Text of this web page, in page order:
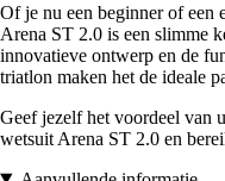
Of je nu een beginner of een
Arena ST 2.0 is een slimme
innovatieve ontwerp en de
triatlon maken het de ideale
Geef jezelf het voordeel van
wetsuit Arena ST 2.0 en